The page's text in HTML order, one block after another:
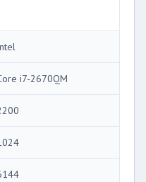
i7-2670QM